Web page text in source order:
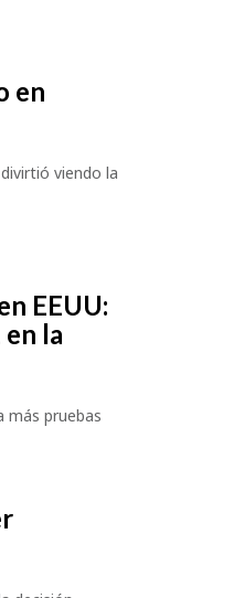
en
viendo la
EEUU:
la
más pruebas